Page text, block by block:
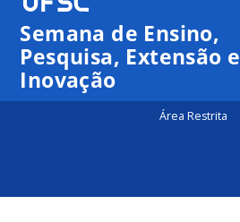
Semana de Ensino,
Pesquisa, Extensão e
Inovação
Área Restrita